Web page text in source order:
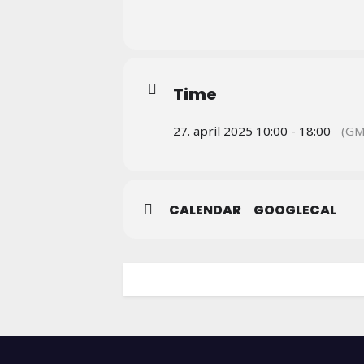
Time
27. april 2025 10:00 - 18:00
CALENDAR GOOGLECAL